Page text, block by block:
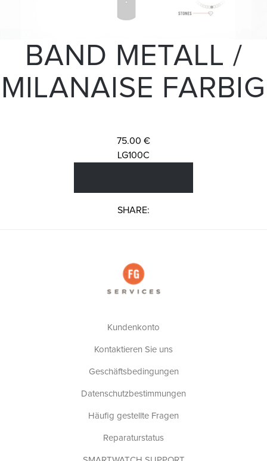
BAND METALL /
MILANAISE FARBIG
75.00 €
LG100C
SHARE:
Kundenkonto
Kontaktieren Sie uns
Geschäftsbedingungen
Datenschutzbestimmungen
Häufig gestellte Fragen
Reparaturstatus